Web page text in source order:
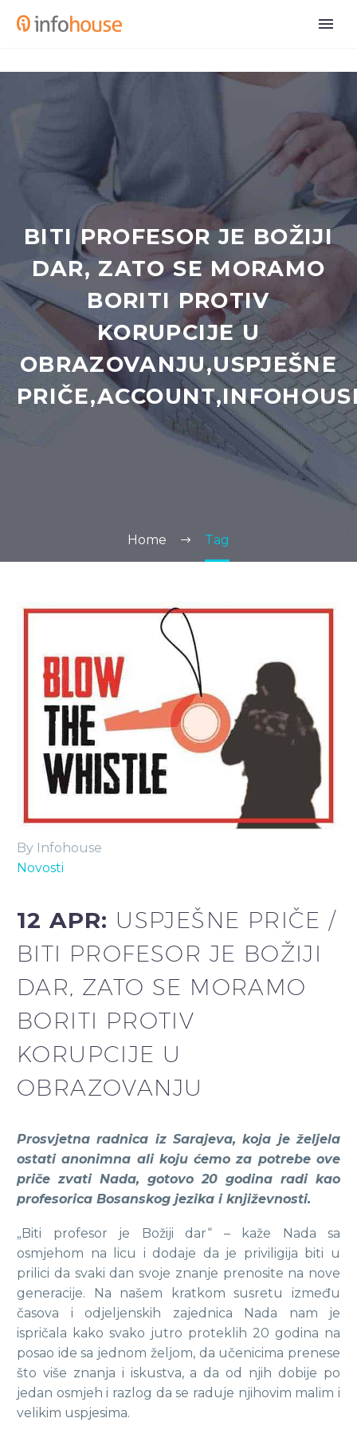
BITI PROFESOR JE BOŽIJI
DAR, ZATO SE MORAMO
BORITI PROTIV
KORUPCIJE U
OBRAZOVANJU,USPJEŠNE
Home Tag
By Infohouse
Novosti
12 APR: USPJEŠNE PRIČE /
BITI PROFESOR JE BOŽIJI
DAR, ZATO SE MORAMO
BORITI PROTIV
KORUPCIJE U
OBRAZOVANJU
Prosvjetna radnica iz Sarajeva, koja je željela
ostati anonimna ali koju ćemo za potrebe ove
priče zvati Nada, gotovo 20 godina radi kao
profesorica Bosanskog jezika i književnosti.
„Biti profesor je Božiji dar“ – kaže Nada sa
osmjehom na licu i dodaje da je priviligija biti u
prilici da svaki dan svoje znanje prenosite na nove
generacije. Na našem kratkom susretu između
časova i odjeljenskih zajednica Nada nam je
ispričala kako svako jutro proteklih 20 godina na
posao ide sa jednom željom, da učenicima prenese
što više znanja i iskustva, a da od njih dobije po
jedan osmjeh i razlog da se raduje njihovim malim i
velikim uspjesima.